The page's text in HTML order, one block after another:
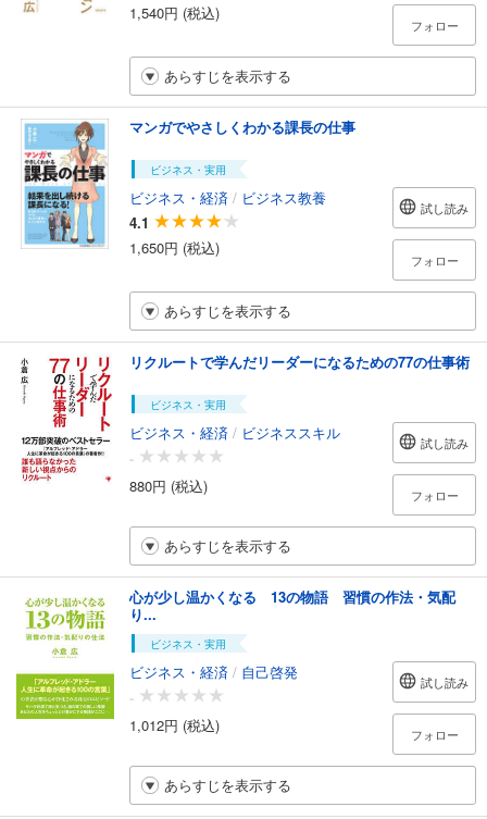
1,540円 (税込)
フォロー
あらすじを表示する
マンガでやさしくわかる課長の仕事
ビジネス・実用
ビジネス・経済 / ビジネス教養
4.1
1,650円 (税込)
試し読み
フォロー
あらすじを表示する
リクルートで学んだリーダーになるための77の仕事術
ビジネス・実用
ビジネス・経済 / ビジネススキル
-
880円 (税込)
試し読み
フォロー
あらすじを表示する
心が少し温かくなる 13の物語 習慣の作法・気配
り...
ビジネス・実用
ビジネス・経済 / 自己啓発
-
1,012円 (税込)
試し読み
フォロー
あらすじを表示する